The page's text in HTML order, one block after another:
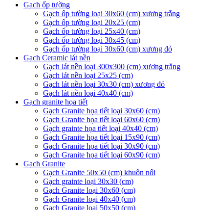
Gạch ốp tường
Gạch ốp tường loại 30x60 (cm) xương trắng
Gạch ốp tường loại 20x25 (cm)
Gạch ốp tường loại 25x40 (cm)
Gạch ốp tường loại 30x45 (cm)
Gạch ốp tường loại 30x60 (cm) xương đỏ
Gạch Ceramic lát nền
Gạch lát nền loại 300x300 (cm) xương trắng
Gạch lát nền loại 25x25 (cm)
Gạch lát nền loại 30x30 (cm) xương đỏ
Gạch lát nền loại 40x40 (cm)
Gạch granite họa tiết
Gạch Granite họa tiết loại 30x60 (cm)
Gạch Granite họa tiết loại 60x60 (cm)
Gạch grainte họa tiết loại 40x40 (cm)
Gạch Granite họa tiết loại 15x90 (cm)
Gạch Granite họa tiết loại 30x90 (cm)
Gạch Granite họa tiết loại 60x90 (cm)
Gạch Granite
Gạch Granite 50x50 (cm) khuôn nổi
Gạch grainte loại 30x30 (cm)
Gạch Granite loại 30x60 (cm)
Gạch Granite loại 40x40 (cm)
Gạch Granite loại 50x50 (cm)